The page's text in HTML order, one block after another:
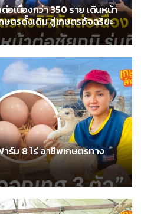
เนื่องกว่า 350 ราย เดินหน้า
ตรดั้งเดิม สู่เกษตรอัจฉริยะ
ร์ม 8 ไร่ อาชีพเกษตรทาง